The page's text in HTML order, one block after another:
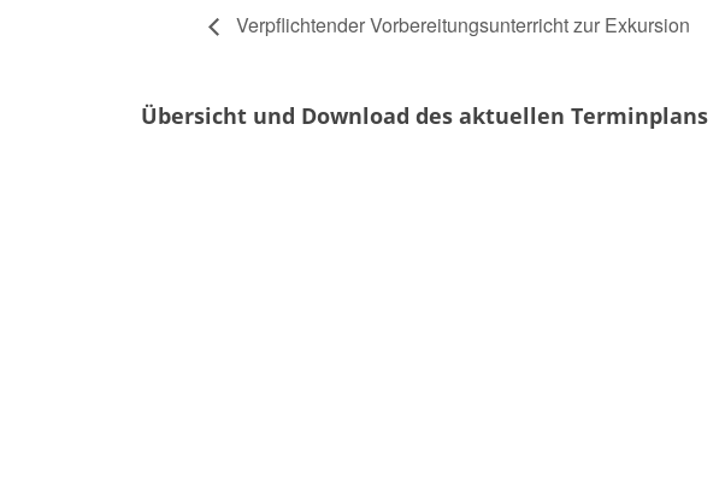
Verpflichtender Vorbereitungsunterricht zur Exkursion
Übersicht und Download des aktuellen Terminplans